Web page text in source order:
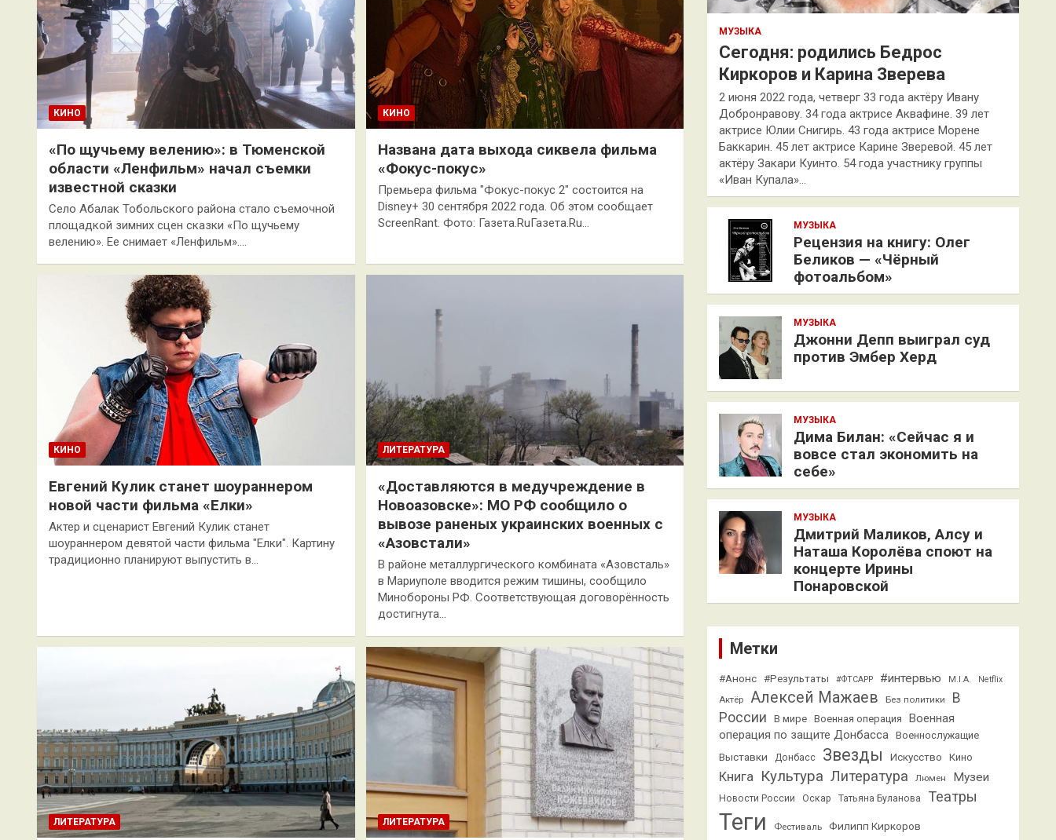
КИНО
«По щучьему велению»: в Тюменской
области «Ленфильм» начал съемки
известной сказки
Село Абалак Тобольского района стало съемочной
площадкой зимних сцен сказки «По щучьему
велению». Ее снимает «Ленфильм».…
КИНО
Названа дата выхода сиквела фильма
«Фокус-покус»
Премьера фильма "Фокус-покус 2" состоится на
Disney+ 30 сентября 2022 года. Об этом сообщает
ScreenRant. Фото: Газета.RuГазета.Ru…
КИНО
Евгений Кулик станет шоураннером
новой части фильма «Елки»
Актер и сценарист Евгений Кулик станет
шоураннером девятой части фильма "Елки". Картину
традиционно планируют выпустить в…
ЛИТЕРАТУРА
«Доставляются в медучреждение в
Новоазовске»: МО РФ сообщило о
вывозе раненых украинских военных с
«Азовстали»
В районе металлургического комбината «Азовсталь»
в Мариуполе вводится режим тишины, сообщило
Минобороны РФ. Соответствующая договорённость
достигнута…
ЛИТЕРАТУРА ЛИТЕРАТУРА
МУЗЫКА
Сегодня: родились Бедрос
Киркоров и Карина Зверева
2 июня 2022 года, четверг 33 года актёру Ивану
Добронравову. 34 года актрисе Аквафине. 39 лет
актрисе Юлии Снигирь. 43 года актрисе Морене
Баккарин. 45 лет актрисе Карине Зверевой. 45 лет
актёру Закари Куинто. 54 года участнику группы
«Иван Купала»…
МУЗЫКА
Рецензия на книгу: Олег
Беликов — «Чёрный
фотоальбом»
МУЗЫКА
Джонни Депп выиграл суд
против Эмбер Херд
МУЗЫКА
Дима Билан: «Сейчас я и
вовсе стал экономить на
себе»
МУЗЫКА
Дмитрий Маликов, Алсу и
Наташа Королёва споют на
концерте Ирины
Понаровской
Метки
#Анонс #Результаты #ФТСАРР #интервью M.I.A. Netflix
Актёр Алексей Мажаев Без политики
В
России
В мире Военная операция
Военная
операция по защите Донбасса
Военнослужащие
Выставки Донбасс Звезды Искусство Кино
Книга Культура Литература Люмен Музеи
Новости России Оскар Татьяна Буланова Театры
Теги Фестиваль Филипп Киркоров